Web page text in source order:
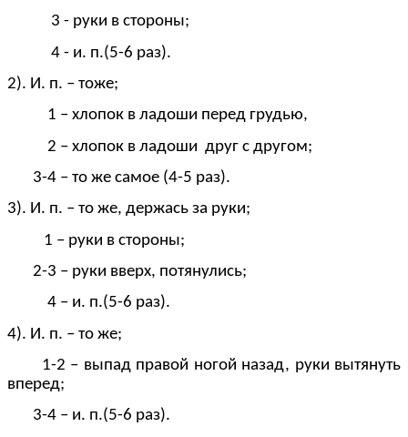
3 - руки в стороны;
4 - и. п.(5-6 раз).
2). И. п. – тоже;
1 – хлопок в ладоши перед грудью,
2 – хлопок в ладоши друг с другом;
3-4 – то же самое (4-5 раз).
3). И. п. – то же, держась за руки;
1 – руки в стороны;
2-3 – руки вверх, потянулись;
4 – и. п.(5-6 раз).
4). И. п. – то же;
1-2 – выпад правой ногой назад, руки вытянуть
вперед;
3-4 – и. п.(5-6 раз).